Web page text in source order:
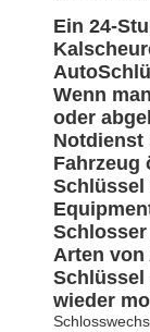
Ein 24-
Wenn
oder
Notdienst
Fahrzeug
Schlüssel
Arten von
Schlüssel
wieder